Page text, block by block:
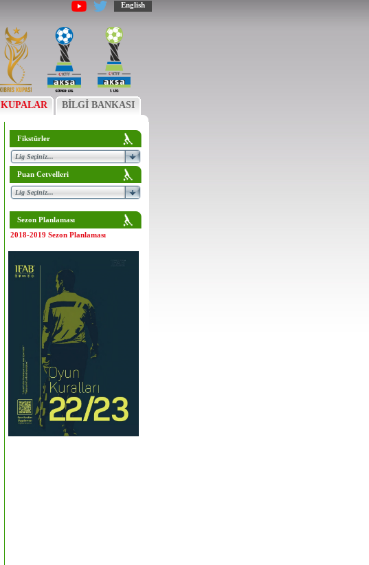
English
KUPALAR BİLGİ BANKASI
Fikstürler
Puan Cetvelleri
Sezon Planlaması
2018-2019 Sezon Planlaması